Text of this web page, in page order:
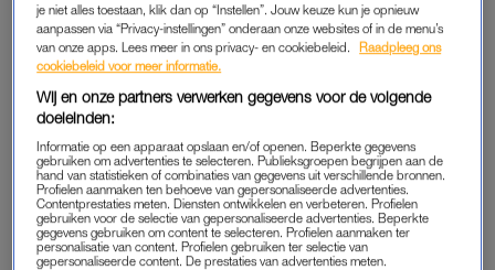
heel leuk en positief.”
“Toen we tijdens onze vakantie in Portugal aan het zwembad
zaten met Nori vroeg Brechje, de manager van Ronell,
wanneer we het Nori gingen vertellen. We besloten het op dat
moment meteen te doen. Ze vond het heel leuk. Het was
meteen alsof ze het snapte en dat terwijl ze pas 2,5 jaar oud is.
Ze deed meteen haar hand op mijn buik en zei: ‘Dat is mijn
zusje’. Elke keer als ze hier is, begint ze er zelf ook over. Heel
cute.”
je niet alles toestaan, klik dan op “Instellen”. Jouw keuze kun je opnieuw
aanpassen via “Privacy-instellingen” onderaan onze websites of in de menu’s
van onze apps. Lees meer in ons privacy- en cookiebeleid.
Raadpleeg ons
cookiebeleid voor meer informatie.
Wij en onze partners verwerken gegevens voor de volgende
doeleinden:
Informatie op een apparaat opslaan en/of openen. Beperkte gegevens
gebruiken om advertenties te selecteren. Publieksgroepen begrijpen aan de
hand van statistieken of combinaties van gegevens uit verschillende bronnen.
Profielen aanmaken ten behoeve van gepersonaliseerde advertenties.
Contentprestaties meten. Diensten ontwikkelen en verbeteren. Profielen
gebruiken voor de selectie van gepersonaliseerde advertenties. Beperkte
gegevens gebruiken om content te selecteren. Profielen aanmaken ter
personalisatie van content. Profielen gebruiken ter selectie van
gepersonaliseerde content. De prestaties van advertenties meten.